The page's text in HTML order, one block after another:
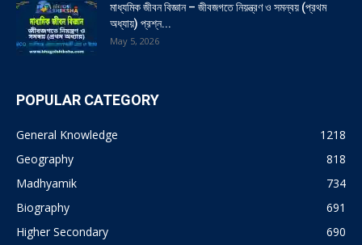
মাধ্যমিক জীবন বিজ্ঞান – জীবজগতে নিয়ন্ত্রণ ও সমন্বয় (প্রথম
অধ্যায়) প্রশ্ন...
May 5, 2026
POPULAR CATEGORY
General Knowledge
1218
Geography
818
Madhyamik
734
Biography
691
Higher Secondary
690